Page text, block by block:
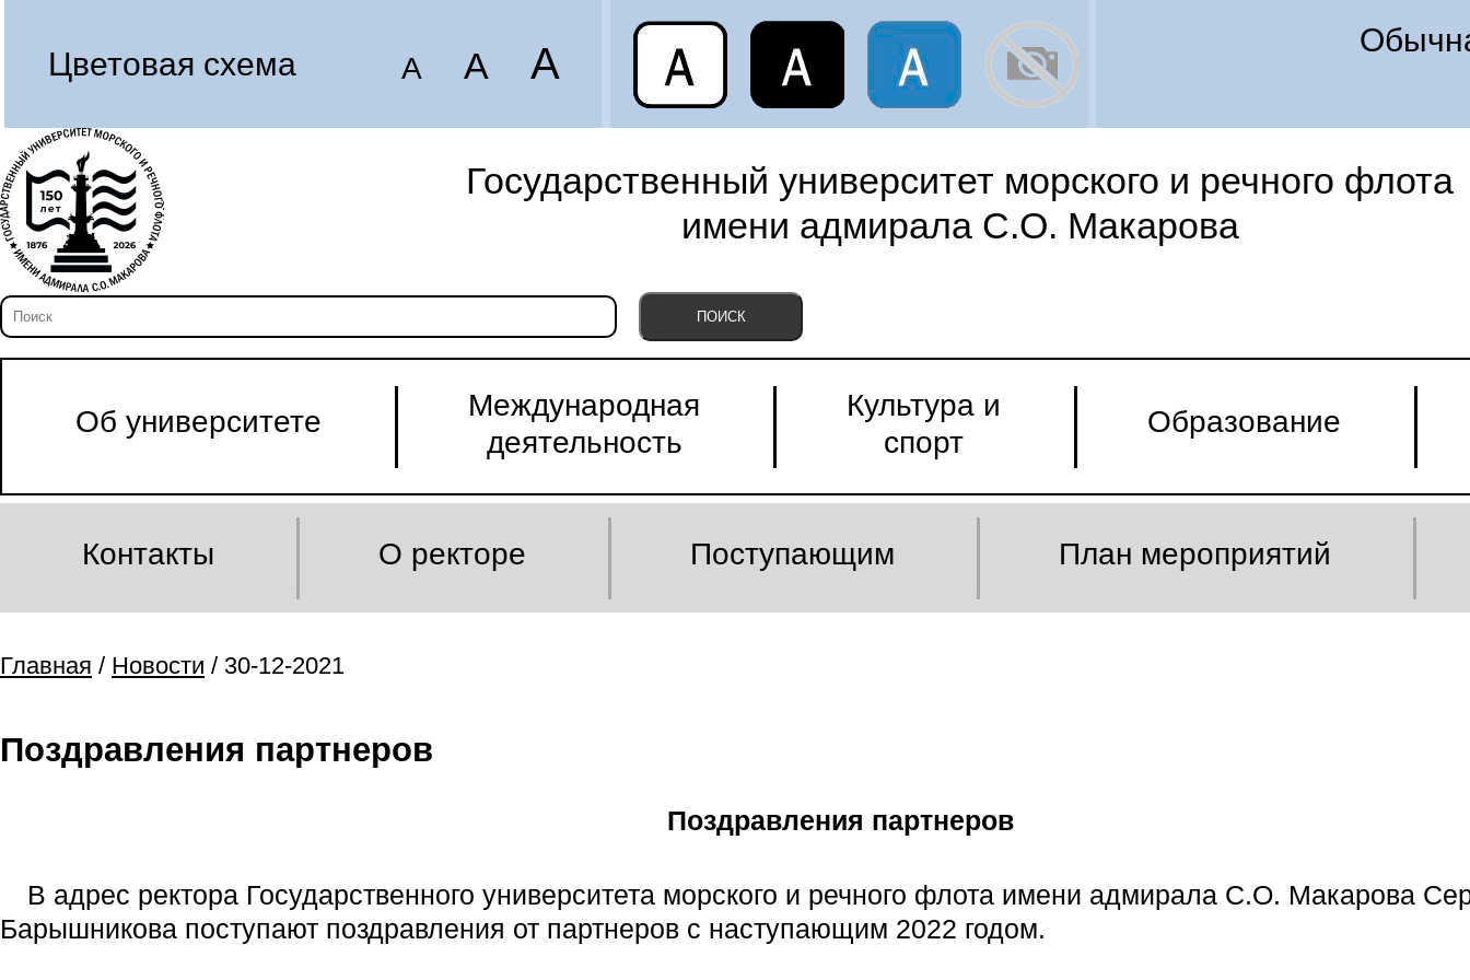
Цветовая схема A A A
Государственный университет морского и речного флота
имени адмирала С.О. Макарова
Об университете
Международная
деятельность
Культура и
спорт
Образование
Контакты О ректоре Поступающим План мероприятий
Главная / Новости / 30-12-2021
Поздравления партнеров
Поздравления партнеров
В адрес ректора Государственного университета морского и речного флота имени адмирала С.О. Макарова
Барышникова поступают поздравления от партнеров с наступающим 2022 годом.